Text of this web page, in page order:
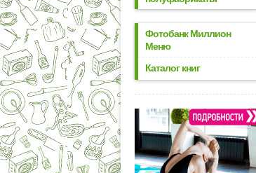
Фотобанк Миллион
Меню
Каталог книг